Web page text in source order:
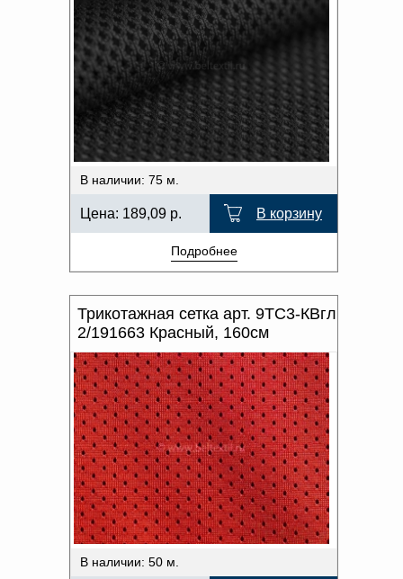
В наличии: 75 м.
Цена: 189,09 р. В корзину
Подробнее
Трикотажная сетка арт. 9ТС3-КВгл
2/191663 Красный, 160см
В наличии: 50 м.